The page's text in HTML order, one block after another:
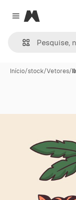
Close menu
Magnific
Início/stock/Vetores/